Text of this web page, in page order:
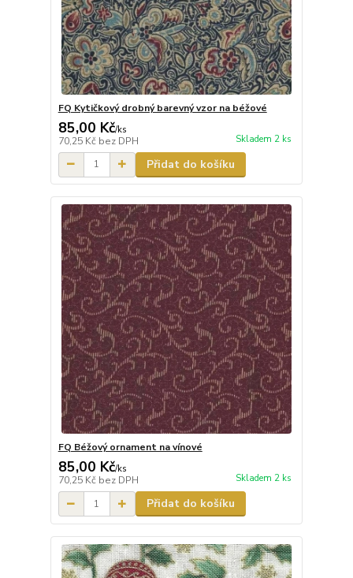
FQ Kytičkový drobný barevný vzor na béžové
85,00 Kč/ks
70,25 Kč bez DPH Skladem 2 ks
Přidat do košíku
FQ Béžový ornament na vínové
85,00 Kč/ks
70,25 Kč bez DPH Skladem 2 ks
Přidat do košíku